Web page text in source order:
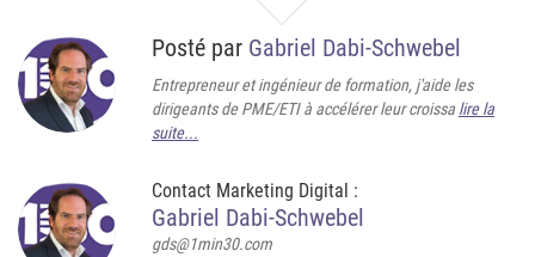
Posté par Gabriel Dabi-Schwebel
Entrepreneur et ingénieur de formation, j'aide les
dirigeants de PME/ETI à accélérer leur croissa lire la
suite...
Contact Marketing Digital :
Gabriel Dabi-Schwebel
gds@1min30.com